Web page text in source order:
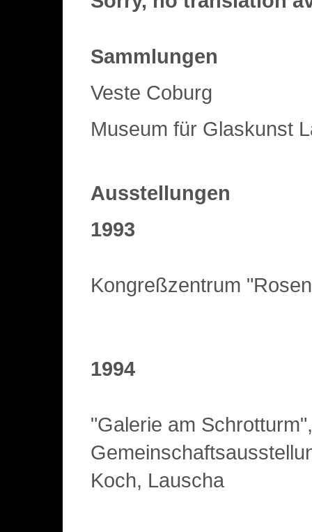
Sammlungen
Veste Coburg
Museum für Glaskunst
Ausstellungen
1993
Kongreßzentrum
1994
"Galerie am
Koch, Lauscha